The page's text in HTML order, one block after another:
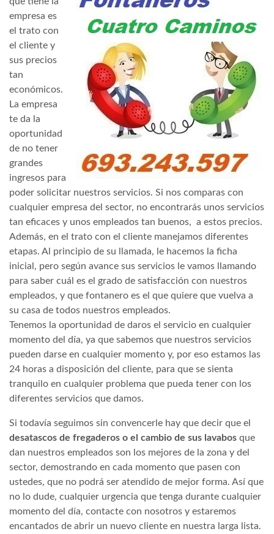
empresa es
el trato con
el cliente y
sus precios
tan
económicos.
La empresa
te da la
oportunidad
de no tener
grandes
ingresos para
poder solicitar nuestros servicios. Si nos comparas con
cualquier empresa del sector, no encontrarás unos servicios
tan eficaces y unos empleados tan buenos, a estos precios.
Además, en el trato con el cliente manejamos diferentes
etapas. Al principio de su llamada, le hacemos la ficha
inicial, pero según avance sus servicios le vamos llamando
para saber cuál es el grado de satisfacción con nuestros
empleados, y que fontanero es el que quiere que vuelva a
su casa de todos nuestros empleados.
Tenemos la oportunidad de daros el servicio en cualquier
momento del día, ya que sabemos que nuestros servicios
pueden darse en cualquier momento y, por eso estamos las
24 horas a disposición del cliente, para que se sienta
tranquilo en cualquier problema que pueda tener con los
diferentes servicios que damos.
Si todavía seguimos sin convencerle hay que decir que el
desatascos de fregaderos o el cambio de sus lavabos que
dan nuestros empleados son los mejores de la zona y del
sector, demostrando en cada momento que pasen con
ustedes, que no podrá ser atendido de mejor forma. Así que
no lo dude, cualquier urgencia que tenga durante cualquier
momento del día, contacte con nosotros y estaremos
encantados de abrir un nuevo cliente en nuestra larga lista.